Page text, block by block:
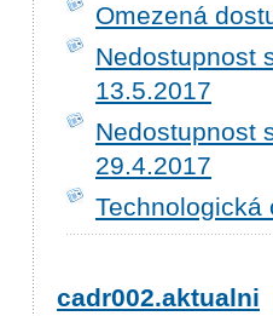
Omezená
Nedostupnost
13.5.2017
Nedostupnost
29.4.2017
Technologická
cadr002.aktualni